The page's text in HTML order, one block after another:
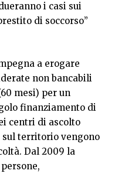
i casi sui
di soccorso”
a erogare
non bancabili
mesi) per un
finanziamento di
centri di ascolto
territorio vengono
Dal 2009 la